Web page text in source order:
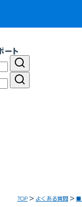
TOP よくある質問 ■